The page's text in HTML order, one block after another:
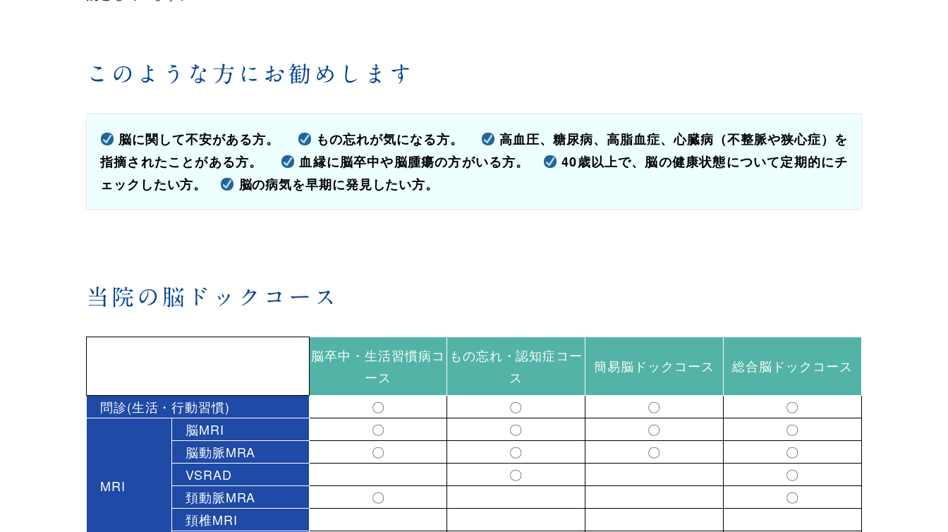
このような方にお勧めします
脳に関して不安がある方。 もの忘れが気になる方。
高血圧、糖尿病、高脂血症、心臓病（不整脈や狭心症）を
指摘されたことがある方。
血縁に脳卒中や脳腫瘍の方がいる方。
40歳以上で、脳の健康状態について定期的にチ
ェックしたい方。
脳の病気を早期に発見したい方。
当院の脳ドックコース
脳卒中 ・生活習慣病コ
ース
もの忘れ ・認知症コー
ス
簡易脳ドックコース 総合脳ドックコース
問診(生活・行動習慣) 〇 〇 〇 〇
MRI
脳MRI 〇 〇 〇
〇
脳動脈MRA
〇 〇 〇
〇
VSRAD
〇
〇
頚動脈MRA
〇
〇
頚椎MRI